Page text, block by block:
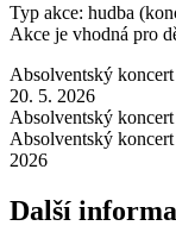
Typ akce: hudba
Akce je vhodná pro
Absolventský
20. 5. 2026
Absolventský
Absolventský
2026
Další